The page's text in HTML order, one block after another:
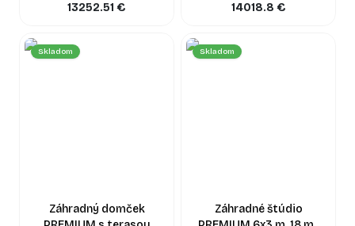
PREMIUM (34 mm +
13252.51 €
PREMIUM (34 mm +
14018.8 €
Skladom
Záhradný domček
Skladom
Záhradné štúdio